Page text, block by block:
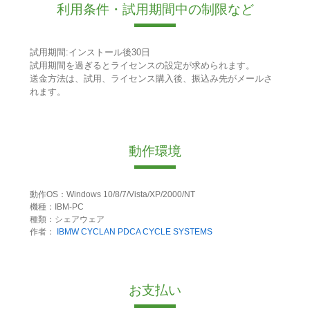
利用条件・試用期間中の制限など
試用期間:インストール後30日
試用期間を過ぎるとライセンスの設定が求められます。
送金方法は、試用、ライセンス購入後、振込み先がメールさ
れます。
動作環境
動作OS：Windows 10/8/7/Vista/XP/2000/NT
機種：IBM-PC
種類：シェアウェア
作者：
IBMW CYCLAN PDCA CYCLE SYSTEMS
お支払い